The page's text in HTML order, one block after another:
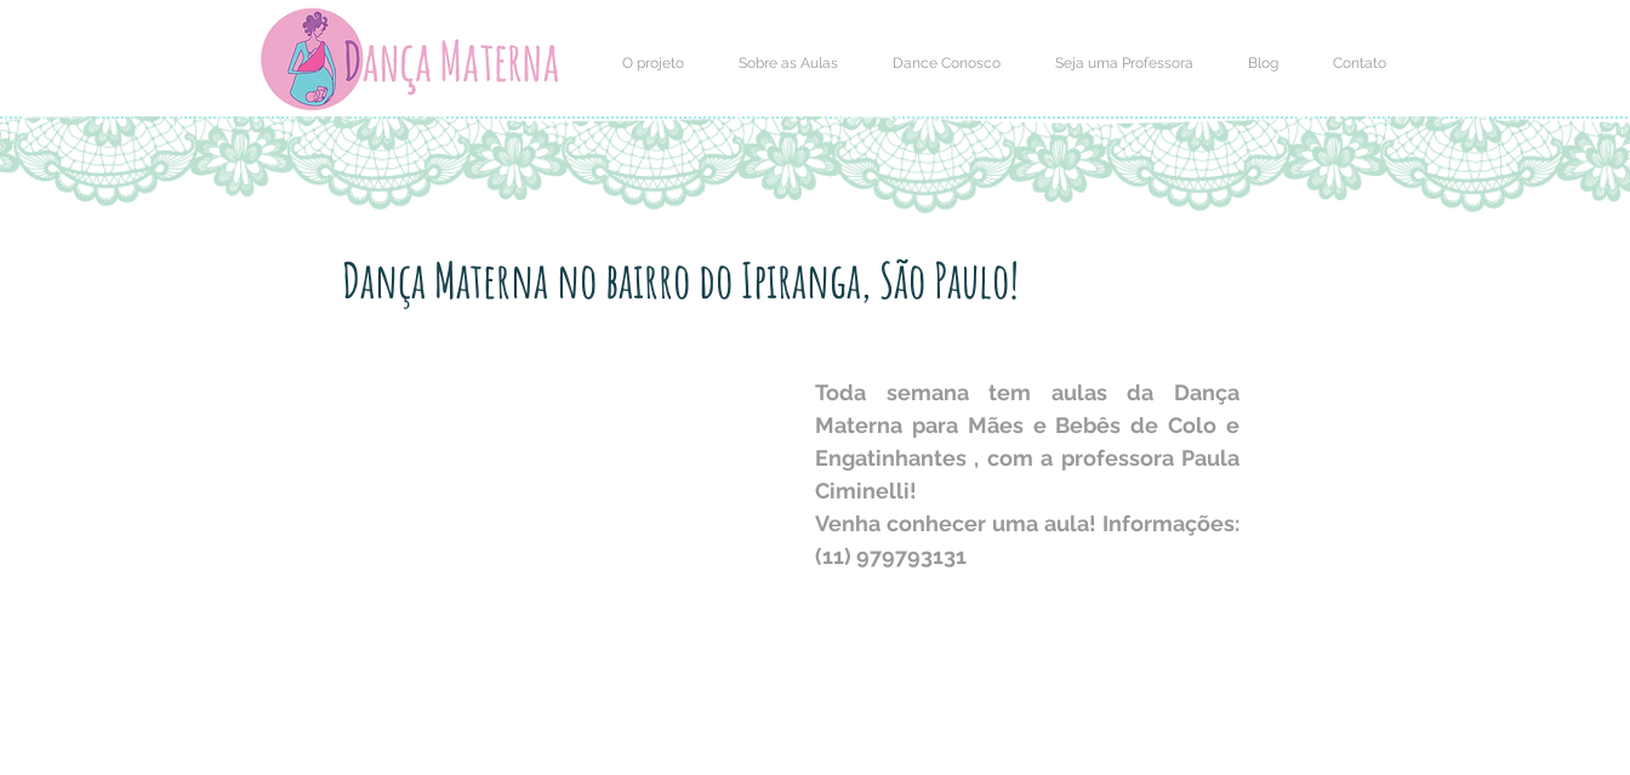
O projeto Sobre as Aulas Dance Conosco Seja uma Professora Blog Contato
Dança Materna no bairro do Ipiranga, São Paulo!
Toda semana tem aulas da Dança
Materna para Mães e Bebês de Colo e
Engatinhantes , com a professora Paula
Ciminelli!
Venha conhecer uma aula! Informações:
(11) 979793131